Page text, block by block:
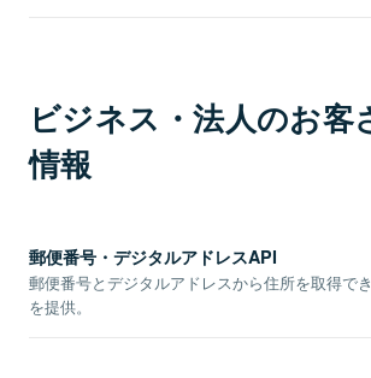
ビジネス・法人のお客
情報
郵便番号・デジタルアドレスAPI
郵便番号とデジタルアドレスから住所を取得で
を提供。